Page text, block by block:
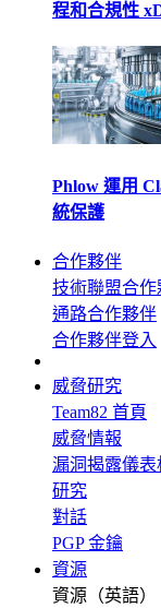
程和合規性
Phlow 運用
統保護
合作夥伴
技術聯盟合作
通路合作夥伴
合作夥伴登入
威脅研究
Team82 首頁
威脅情報
漏洞揭露儀表
研究
對話
PGP 金鑰
資源
資源（英語）